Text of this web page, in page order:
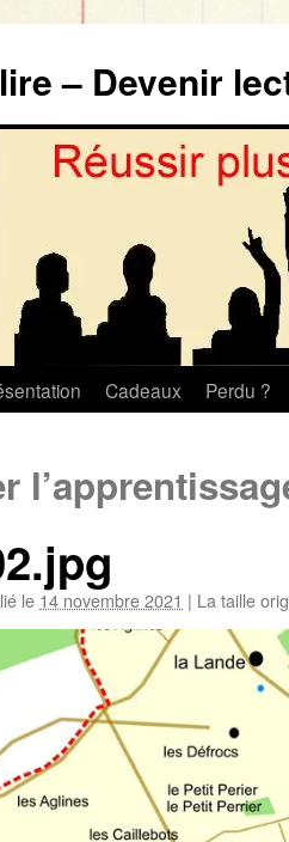
– Devenir
Cadeaux Perdu ?
le 14 novembre 2021 | La taille